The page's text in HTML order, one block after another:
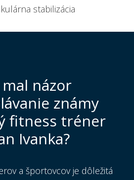
stabilizácia
názor
známy
fitness tréner
Ivanka?
a športovcov je dôležitá